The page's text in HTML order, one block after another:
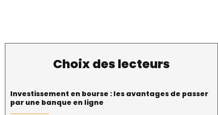
Choix des lecteurs
Investissement en bourse : les avantages de passer
par une banque en ligne